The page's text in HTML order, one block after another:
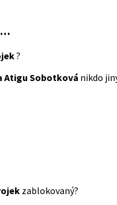
?
Atigu Sobotková nikdo
zablokovaný?